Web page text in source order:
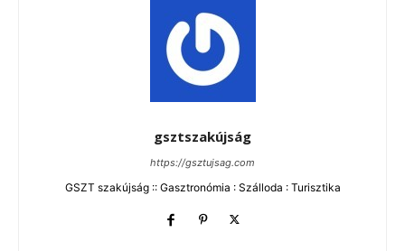
gsztszakújság
https://gsztujsag.com
GSZT szakújság :: Gasztronómia : Szálloda : Turisztika